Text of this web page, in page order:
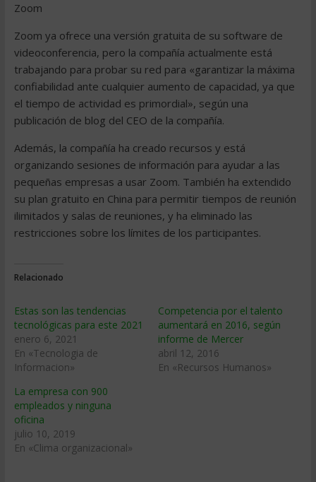
Zoom
Zoom ya ofrece una versión gratuita de su software de
videoconferencia, pero la compañía actualmente está
trabajando para probar su red para «garantizar la máxima
confiabilidad ante cualquier aumento de capacidad, ya que
el tiempo de actividad es primordial», según una
publicación de blog del CEO de la compañía.
Además, la compañía ha creado recursos y está
organizando sesiones de información para ayudar a las
pequeñas empresas a usar Zoom. También ha extendido
su plan gratuito en China para permitir tiempos de reunión
ilimitados y salas de reuniones, y ha eliminado las
restricciones sobre los límites de los participantes.
Relacionado
Estas son las tendencias
tecnológicas para este 2021
enero 6, 2021
En «Tecnologia de
Informacion»
Competencia por el talento
aumentará en 2016, según
informe de Mercer
abril 12, 2016
En «Recursos Humanos»
La empresa con 900
empleados y ninguna
oficina
julio 10, 2019
En «Clima organizacional»